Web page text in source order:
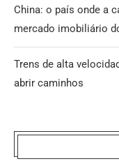
China: o país onde a
mercado imobiliário
Trens de alta
abrir caminhos